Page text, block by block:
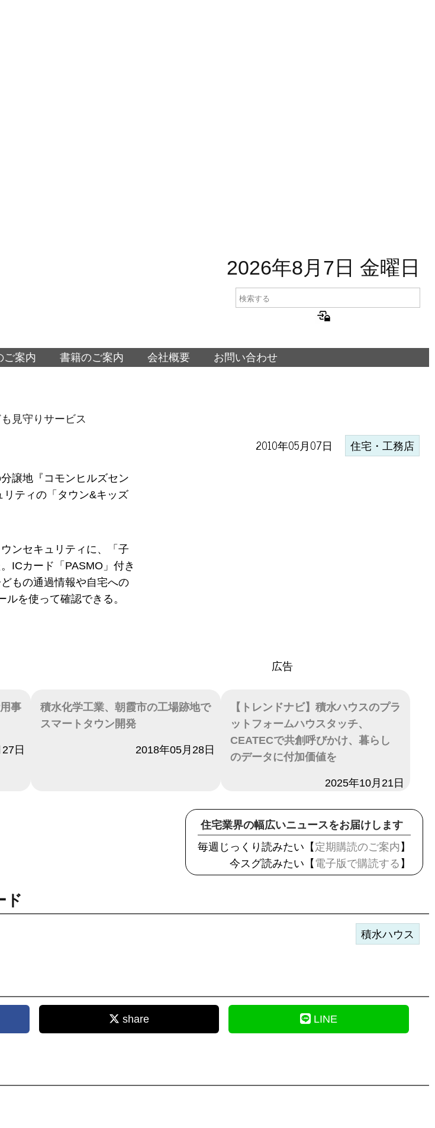
2026年8月7日 金曜日
ご案内 書籍のご案内 会社概要 お問い合わせ
見守りサービス
2010年05月07日 住宅・工務店
広告
譲地『コモンヒルズセン
ティの「タウン&キッズ
ンセキュリティに、「子
ICカード「PASMO」付き
もの通過情報や自宅への
を使って確認できる。
事
日
積水化学工業、朝霞市の工場跡地で
スマートタウン開発
2018年05月28日
【トレンドナビ】積水ハウスのプラ
ットフォームハウスタッチ、
CEATECで共創呼びかけ、暮らし
のデータに付加価値を
2025年10月21日
住宅業界の幅広いニュースをお届けします
毎週じっくり読みたい【 定期購読のご案内 】
今スグ読みたい【 電子版で購読する 】
ド
積水ハウス
share LINE